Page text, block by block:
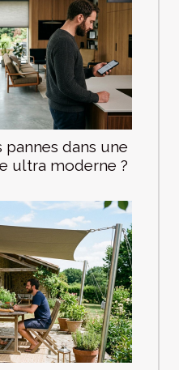
dans une
ultra moderne ?